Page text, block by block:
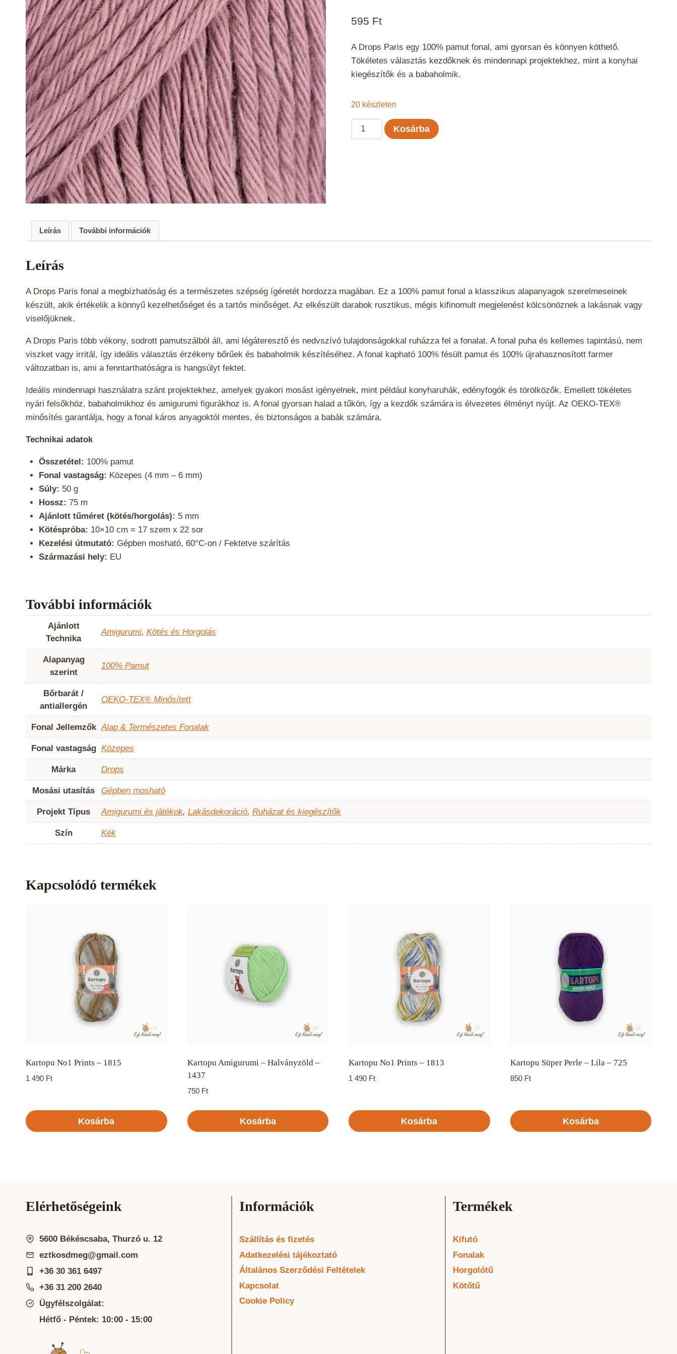
595 Ft
A Drops Paris egy 100% pamut fonal, ami gyorsan és könnyen köthető.
Tökéletes választás kezdőknek és mindennapi projektekhez, mint a konyhai
kiegészítők és a babaholmik.
20 készleten
Drops
Paris
Kosárba
Leírás További információk
Leírás
A Drops Paris fonal a megbízhatóság és a természetes szépség ígéretét hordozza magában. Ez a 100% pamut fonal a klasszikus alapanyagok szerelmeseinek
készült, akik értékelik a könnyű kezelhetőséget és a tartós minőséget. Az elkészült darabok rusztikus, mégis kifinomult megjelenést kölcsönöznek a lakásnak vagy
viselőjüknek.
A Drops Paris több vékony, sodrott pamutszálból áll, ami légáteresztő és nedvszívó tulajdonságokkal ruházza fel a fonalat. A fonal puha és kellemes tapintású, nem
viszket vagy irritál, így ideális választás érzékeny bőrűek és babaholmik készítéséhez. A fonal kapható 100% fésült pamut és 100% újrahasznosított farmer
változatban is, ami a fenntarthatóságra is hangsúlyt fektet.
Ideális mindennapi használatra szánt projektekhez, amelyek gyakori mosást igényelnek, mint például konyharuhák, edényfogók és törölközők. Emellett tökéletes
nyári felsőkhöz, babaholmikhoz és amigurumi figurákhoz is. A fonal gyorsan halad a tűkön, így a kezdők számára is élvezetes élményt nyújt. Az OEKO-TEX®
minősítés garantálja, hogy a fonal káros anyagoktól mentes, és biztonságos a babák számára.
Technikai adatok
Összetétel: 100% pamut
Fonal vastagság: Közepes (4 mm – 6 mm)
Súly: 50 g
Hossz: 75 m
Ajánlott tűméret (kötés/horgolás): 5 mm
Kötéspróba: 10×10 cm = 17 szem x 22 sor
Kezelési útmutató: Gépben mosható, 60°C-on / Fektetve szárítás
Származási hely: EU
További információk
Ajánlott
Technika
Amigurumi, Kötés és Horgolás
Alapanyag
szerint
100% Pamut
Bőrbarát /
antiallergén
OEKO-TEX® Minősített
Fonal Jellemzők Alap & Természetes Fonalak
Fonal vastagság Közepes
Márka Drops
Mosási utasítás Gépben mosható
Projekt Típus Amigurumi és játékok, Lakásdekoráció, Ruházat és kiegészítők
Szín Kék
Kapcsolódó termékek
Kartopu No1 Prints – 1815
1 490 Ft
Kosárba
Kartopu Amigurumi – Halványzöld –
1437
750 Ft
Kosárba
Kartopu No1 Prints – 1813
1 490 Ft
Kosárba
Kartopu Süper Perle – Lila – 725
850 Ft
Kosárba
Elérhetőségeink
5600 Békéscsaba, Thurzó u. 12
eztkosdmeg@gmail.com
+36 30 361 6497
+36 31 200 2640
Ügyfélszolgálat:
Hétfő - Péntek: 10:00 - 15:00
Információk
Szállítás és fizetés
Adatkezelési tájékoztató
Általános Szerződési Feltételek
Kapcsolat
Cookie Policy
Termékek
Kifutó
Fonalak
Horgolótű
Kötőtű